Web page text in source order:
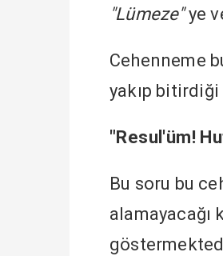
"Lümeze"ye
Cehenneme
yakıp
"Resul'üm!
Bu soru bu